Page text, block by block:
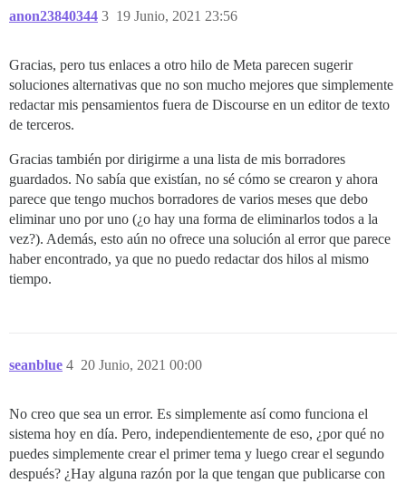
anon23840344 19 Junio, 2021 23:56
3
Gracias, pero tus enlaces a otro hilo de Meta parecen sugerir
soluciones alternativas que no son mucho mejores que simplemente
redactar mis pensamientos fuera de Discourse en un editor de texto
de terceros.
Gracias también por dirigirme a una lista de mis borradores
guardados. No sabía que existían, no sé cómo se crearon y ahora
parece que tengo muchos borradores de varios meses que debo
eliminar uno por uno (¿o hay una forma de eliminarlos todos a la
vez?). Además, esto aún no ofrece una solución al error que parece
haber encontrado, ya que no puedo redactar dos hilos al mismo
tiempo.
seanblue 20 Junio, 2021 00:00
4
No creo que sea un error. Es simplemente así como funciona el
sistema hoy en día. Pero, independientemente de eso, ¿por qué no
puedes simplemente crear el primer tema y luego crear el segundo
después? ¿Hay alguna razón por la que tengan que publicarse con